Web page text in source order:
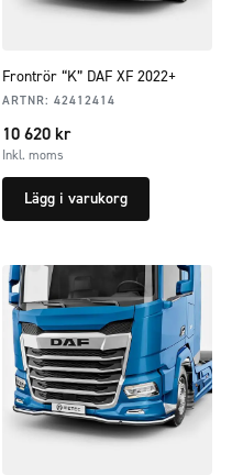
Frontrör “K” DAF XF 2022+
ARTNR: 42412414
10 620 kr
Inkl. moms
Lägg i varukorg